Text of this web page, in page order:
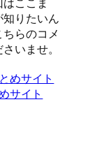
りたいん
らのコメ
いませ。
サイト